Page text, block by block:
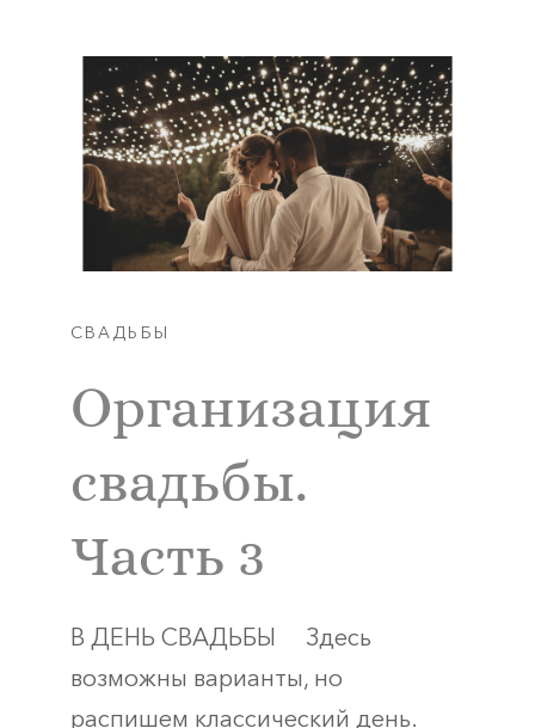
СВАДЬБЫ
Организация
свадьбы.
Часть 3
В ДЕНЬ СВАДЬБЫ ⠀ Здесь
возможны варианты, но
распишем классический день.